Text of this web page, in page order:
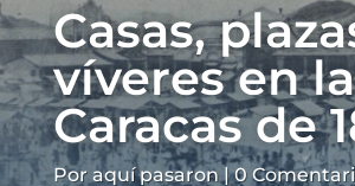
Casas,
víveres en la
Caracas de
Por aquí pasaron|0